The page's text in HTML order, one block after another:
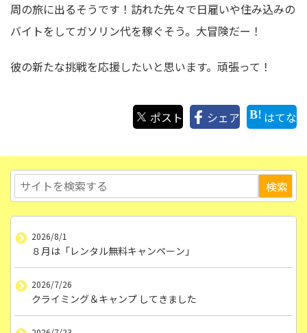
周の旅に出るそうです！訪れた先々で日雇いや住み込みの
バイトをしてガソリン代を稼ぐそう。大冒険だー！
彼の新たな挑戦を応援したいと思います。頑張って！
ポスト シェア はてな
2026/8/1
８月は「レンタル無料キャンペーン」
2026/7/26
クライミング＆キャンプ してきました